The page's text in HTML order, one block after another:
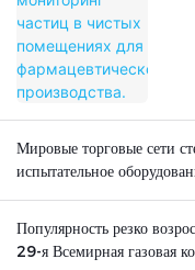
Мировые торговые сети
испытательное
Популярность резко
29-я Всемирная газовая